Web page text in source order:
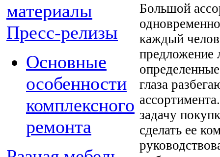
материалы
Пресс-релизы
Основные
особенности
комплексного
ремонта
Большой
каждый
предложение
глаза
задачу
сделать ее